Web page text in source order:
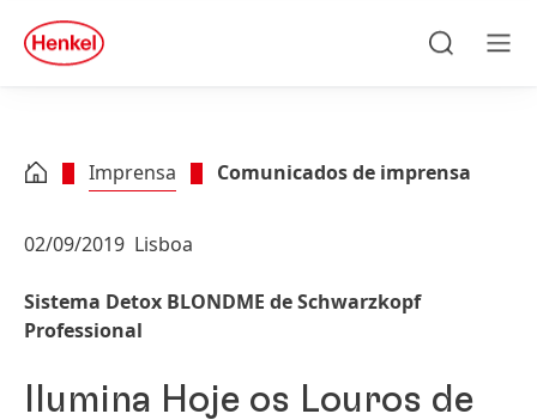
Skip to footer
quick
search
Imprensa Comunicados de imprensa
02/09/2019 Lisboa
Sistema Detox BLONDME de Schwarzkopf
Professional
Ilumina Hoje os Louros de